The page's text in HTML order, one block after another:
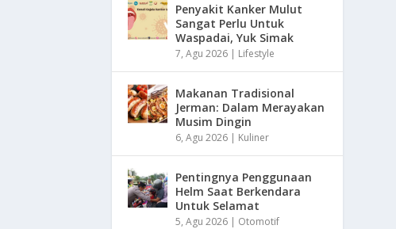
Penyakit Kanker Mulut
Sangat Perlu Untuk
Waspadai, Yuk Simak
7, Agu 2026 | Lifestyle
Makanan Tradisional
Jerman: Dalam Merayakan
Musim Dingin
6, Agu 2026 | Kuliner
Pentingnya Penggunaan
Helm Saat Berkendara
Untuk Selamat
5, Agu 2026 | Otomotif